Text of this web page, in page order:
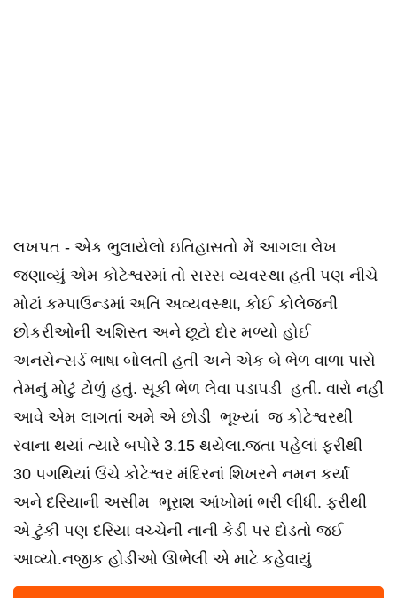
લખપત - એક ભુલાયેલો ઇતિહાસતો મેં આગલા લેખ
જણાવ્યું એમ કોટેશ્વરમાં તો સરસ વ્યવસ્થા હતી પણ નીચે
મોટાં કમ્પાઉન્ડમાં અતિ અવ્યવસ્થા, કોઈ કોલેજની
છોકરીઓની અશિસ્ત અને છૂટો દોર મળ્યો હોઈ
અનસેન્સર્ડ ભાષા બોલતી હતી અને એક બે ભેળ વાળા પાસે
તેમનું મોટું ટોળું હતું. સૂકી ભેળ લેવા પડાપડી હતી. વારો નહીં
આવે એમ લાગતાં અમે એ છોડી ભૂખ્યાં જ કોટેશ્વરથી
રવાના થયાં ત્યારે બપોરે 3.15 થયેલા.જતા પહેલાં ફરીથી
30 પગથિયાં ઉંચે કોટેશ્વર મંદિરનાં શિખરને નમન કર્યાં
અને દરિયાની અસીમ ભૂરાશ આંખોમાં ભરી લીધી. ફરીથી
એ ટુંકી પણ દરિયા વચ્ચેની નાની કેડી પર દોડતો જઈ
આવ્યો.નજીક હોડીઓ ઊભેલી એ માટે કહેવાયું